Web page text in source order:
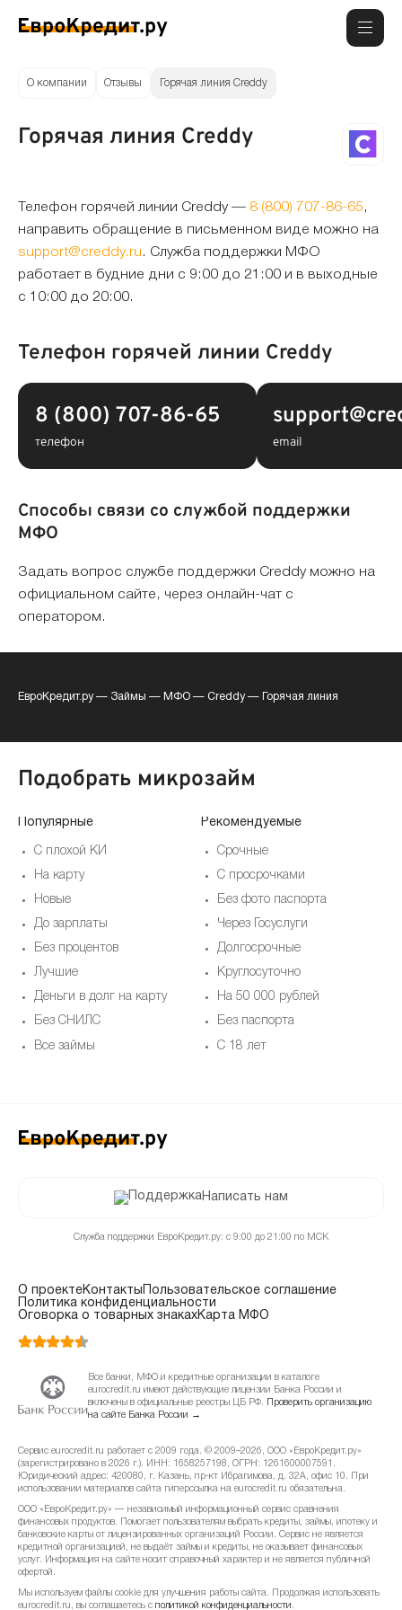
О компании Отзывы Горячая линия Creddy
Горячая линия Creddy
Телефон горячей линии Creddy — 8 (800) 707-86-65 ,
направить обращение в письменном виде можно на
support@creddy.ru . Служба поддержки МФО
работает в будние дни с 9:00 до 21:00 и в выходные
с 10:00 до 20:00.
Телефон горячей линии Creddy
8 (800) 707-86-65
телефон email
Способы связи со службой поддержки
МФО
Задать вопрос службе поддержки Creddy можно на
официальном сайте, через онлайн-чат с
оператором.
ЕвроКредит.ру— Займы — МФО — Creddy— Горячая линия
Подобрать микрозайм
Популярные
С плохой КИ
На карту
Новые
До зарплаты
Без процентов
Лучшие
Деньги в долг на карту
Без СНИЛС
Все займы
Рекомендуемые
Срочные
С просрочками
Без фото паспорта
Через Госуслуги
Долгосрочные
Круглосуточно
На 50 000 рублей
Без паспорта
С 18 лет
Написать нам
Служба поддержки ЕвроКредит.ру: с 9:00 до 21:00 по МСК
О проектеКонтакты Пользовательское соглашение
Политика конфиденциальности
Оговорка о товарных знакахКарта МФО
Все банки, МФО и кредитные организации в каталоге
eurocredit.ru имеют действующие лицензии Банка России и
включены в официальные реестры ЦБ РФ.
Проверить организацию
на сайте Банка России →
Сервис eurocredit.ru работает с 2009 года. © 2009–2026, ООО «ЕвроКредит.ру»
(зарегистрировано в 2026 г.). ИНН: 1658257198, ОГРН: 1261600007591.
Юридический адрес: 420080, г. Казань, пр-кт Ибрагимова, д. 32А, офис 10. При
использовании материалов сайта гиперссылка на eurocredit.ru обязательна.
ООО «ЕвроКредит.ру» — независимый информационный сервис сравнения
финансовых продуктов. Помогает пользователям выбрать кредиты, займы, ипотеку и
банковские карты от лицензированных организаций России. Сервис не является
кредитной организацией, не выдаёт займы и кредиты, не оказывает финансовых
услуг. Информация на сайте носит справочный характер и не является публичной
офертой.
Мы используем файлы cookie для улучшения работы сайта. Продолжая использовать
eurocredit.ru, вы соглашаетесь с политикой конфиденциальности